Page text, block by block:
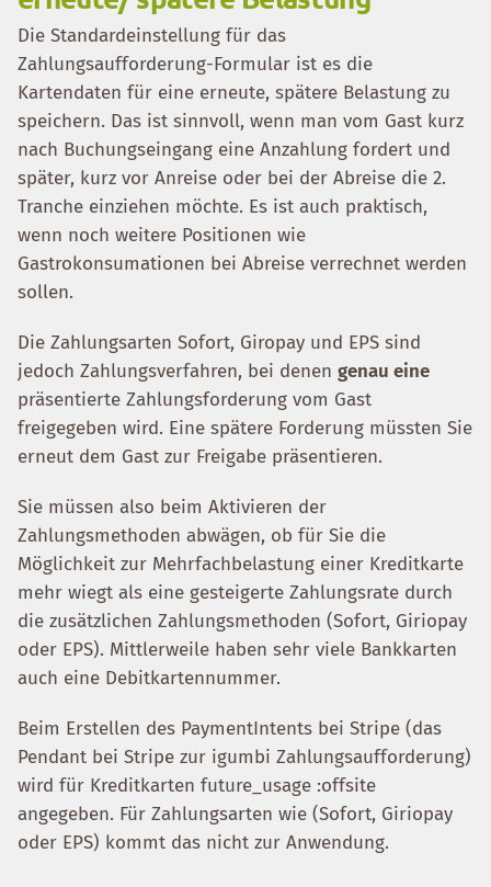
Die Standardeinstellung für das
Zahlungsaufforderung-Formular ist es die
Kartendaten für eine erneute, spätere Belastung zu
speichern. Das ist sinnvoll, wenn man vom Gast kurz
nach Buchungseingang eine Anzahlung fordert und
später, kurz vor Anreise oder bei der Abreise die 2.
Tranche einziehen möchte. Es ist auch praktisch,
wenn noch weitere Positionen wie
Gastrokonsumationen bei Abreise verrechnet werden
sollen.
Die Zahlungsarten Sofort, Giropay und EPS sind
jedoch Zahlungsverfahren, bei denen genau eine
präsentierte Zahlungsforderung vom Gast
freigegeben wird. Eine spätere Forderung müssten Sie
erneut dem Gast zur Freigabe präsentieren.
Sie müssen also beim Aktivieren der
Zahlungsmethoden abwägen, ob für Sie die
Möglichkeit zur Mehrfachbelastung einer Kreditkarte
mehr wiegt als eine gesteigerte Zahlungsrate durch
die zusätzlichen Zahlungsmethoden (Sofort, Giriopay
oder EPS). Mittlerweile haben sehr viele Bankkarten
auch eine Debitkartennummer.
Beim Erstellen des PaymentIntents bei Stripe (das
Pendant bei Stripe zur igumbi Zahlungsaufforderung)
wird für Kreditkarten future_usage :offsite
angegeben. Für Zahlungsarten wie (Sofort, Giriopay
oder EPS) kommt das nicht zur Anwendung.